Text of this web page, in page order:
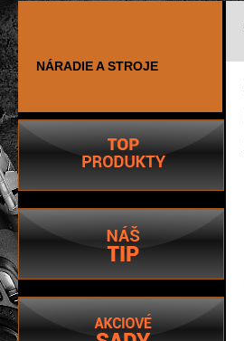
NÁRADIE A STROJE